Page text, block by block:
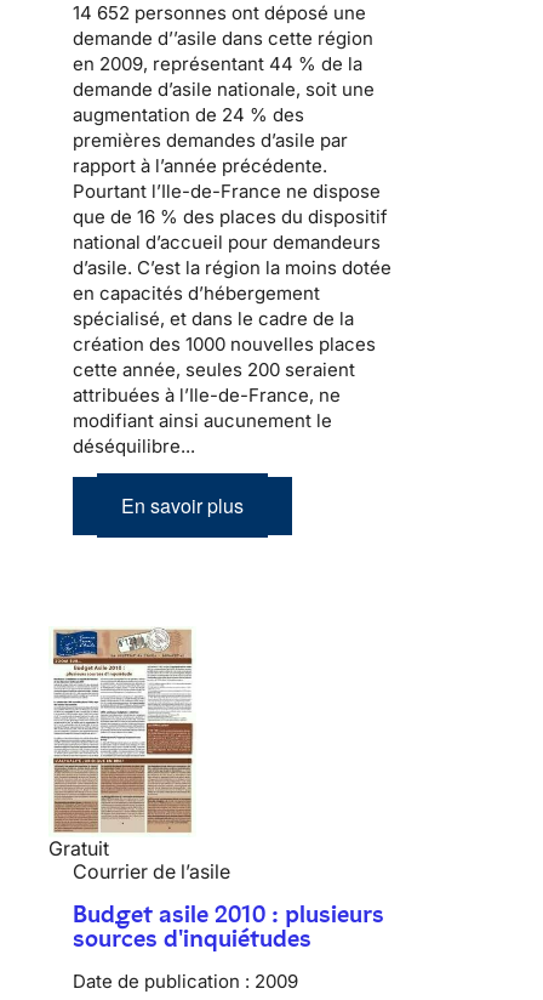
14 652 personnes ont déposé une
demande d’’asile dans cette région
en 2009, représentant 44 % de la
demande d’asile nationale, soit une
augmentation de 24 % des
premières demandes d’asile par
rapport à l’année précédente.
Pourtant l’Ile-de-France ne dispose
que de 16 % des places du dispositif
national d’accueil pour demandeurs
d’asile. C’est la région la moins dotée
en capacités d’hébergement
spécialisé, et dans le cadre de la
création des 1000 nouvelles places
cette année, seules 200 seraient
attribuées à l’Ile-de-France, ne
modifiant ainsi aucunement le
déséquilibre...
En savoir plus
Gratuit
Courrier de l’asile
Budget asile 2010 : plusieurs
sources d'inquiétudes
Date de publication : 2009